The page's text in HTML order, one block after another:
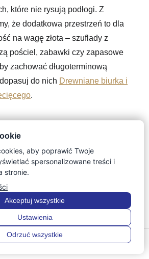
które nie rysują podłogi. Z
że dodatkowa przestrzeń to dla
na wagę złota – szuflady z
pościel, zabawki czy zapasowe
zachować długoterminową
do nich Drewniane biurka i
.
w wygodę i budżet
rodzicielstwo to także
rosnące z dzieckiem
funkcjonalność i piękny design idą
mebel trwale eliminuje
rodziców.
czas na przeglądanie katalogów
0
aby poprawić Twoje
spersonalizowane treści i
stronie.
Ustawienia
Odrzuć wszystkie
Akceptuj wszystkie